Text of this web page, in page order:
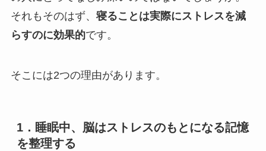
それもそのはず、 寝ることは実際にストレスを減
らすのに効果的です。
そこには2つの理由があります。
1．睡眠中、脳はストレスのもとになる記憶
を整理する